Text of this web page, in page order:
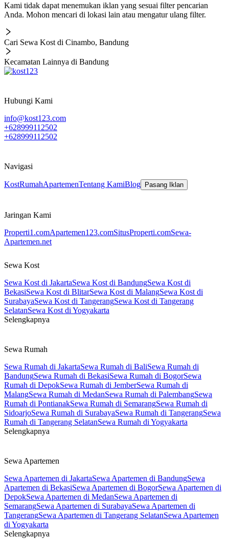
Kami tidak dapat menemukan iklan yang sesuai filter pencarian
Anda. Mohon mencari di lokasi lain atau mengatur ulang filter.
Cari Sewa Kost di Cinambo, Bandung
Kecamatan Lainnya di Bandung
Hubungi Kami
info@kost123.com
+628999112502
+628999112502
Navigasi
KostRumahApartemenTentang KamiBlog Pasang Iklan
Jaringan Kami
Properti1.comApartemen123.comSitusProperti.comSewa-
Apartemen.net
Sewa Kost
Sewa Kost di JakartaSewa Kost di BandungSewa Kost di
BekasiSewa Kost di BlitarSewa Kost di MalangSewa Kost di
SurabayaSewa Kost di TangerangSewa Kost di Tangerang
SelatanSewa Kost di Yogyakarta
Selengkapnya
Sewa Rumah
Sewa Rumah di JakartaSewa Rumah di BaliSewa Rumah di
BandungSewa Rumah di BekasiSewa Rumah di BogorSewa
Rumah di DepokSewa Rumah di JemberSewa Rumah di
MalangSewa Rumah di MedanSewa Rumah di PalembangSewa
Rumah di PontianakSewa Rumah di SemarangSewa Rumah di
SidoarjoSewa Rumah di SurabayaSewa Rumah di TangerangSewa
Rumah di Tangerang SelatanSewa Rumah di Yogyakarta
Selengkapnya
Sewa Apartemen
Sewa Apartemen di JakartaSewa Apartemen di BandungSewa
Apartemen di BekasiSewa Apartemen di BogorSewa Apartemen di
DepokSewa Apartemen di MedanSewa Apartemen di
SemarangSewa Apartemen di SurabayaSewa Apartemen di
TangerangSewa Apartemen di Tangerang SelatanSewa Apartemen
di Yogyakarta
Selengkapnya